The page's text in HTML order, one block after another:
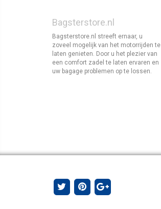
Bagsterstore.nl
Bagsterstore.nl streeft ernaar, u
zoveel mogelijk van het motorrijden te
laten genieten. Door u het plezier van
een comfort zadel te laten ervaren en
uw bagage problemen op te lossen.